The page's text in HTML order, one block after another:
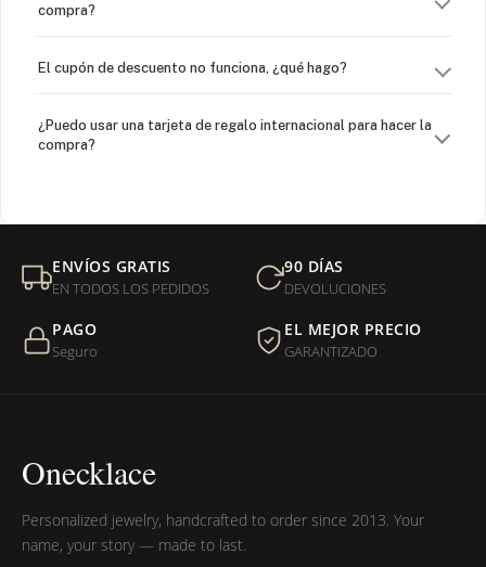
compra?
El cupón de descuento no funciona, ¿qué hago?
¿Puedo usar una tarjeta de regalo internacional para hacer la
compra?
Mi orden fue devuelta por USPS, ¿qué hago para que sea
entregada?
¿Sus productos son libres de níquel?
ENVÍOS GRATIS
EN TODOS LOS PEDIDOS
90 DÍAS
DEVOLUCIONES
PAGO
Seguro
EL MEJOR PRECIO
GARANTIZADO
Onecklace
Personalized jewelry, handcrafted to order since 2013. Your
name, your story — made to last.